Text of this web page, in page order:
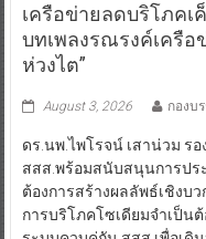
เครือข่ายลดบริโภคเ
บทเพลงรณรงค์เครือ
ห่วงไต”
August 3, 2026 กองบ
ดร.นพ.ไพโรจน์ เสาน่วม รอ
สสส.พร้อมสนับสนุนการป
ต้องการสร้างผลลัพธ์เชิงบ
การบริโภคโซเดียมจำเป็น